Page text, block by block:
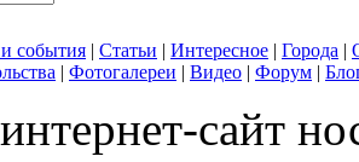
события | Статьи | Интересное | Города |
| Фотогалереи | Видео | Форум |
сайт